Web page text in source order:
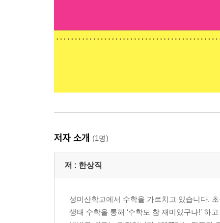
저자 소개 (1명)
저 : 한상직
성미산학교에서 수학을 가르치고 있습니다.
생태 수학을 통해 ‘수학도 참 재미있구나!’ 하